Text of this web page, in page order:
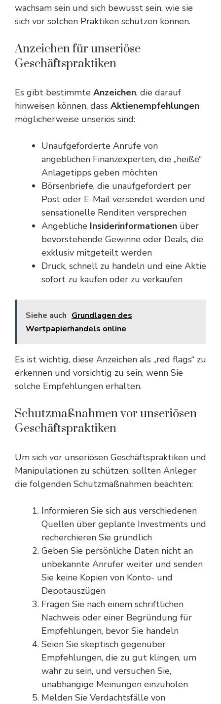
wachsam sein und sich bewusst sein, wie sie
sich vor solchen Praktiken schützen können.
Anzeichen für unseriöse
Geschäftspraktiken
Es gibt bestimmte Anzeichen, die darauf
hinweisen können, dass Aktienempfehlungen
möglicherweise unseriös sind:
Unaufgeforderte Anrufe von
angeblichen Finanzexperten, die „heiße“
Anlagetipps geben möchten
Börsenbriefe, die unaufgefordert per
Post oder E-Mail versendet werden und
sensationelle Renditen versprechen
Angebliche Insiderinformationen über
bevorstehende Gewinne oder Deals, die
exklusiv mitgeteilt werden
Druck, schnell zu handeln und eine Aktie
sofort zu kaufen oder zu verkaufen
Siehe auch Grundlagen des
Wertpapierhandels online
Es ist wichtig, diese Anzeichen als „red flags“ zu
erkennen und vorsichtig zu sein, wenn Sie
solche Empfehlungen erhalten.
Schutzmaßnahmen vor unseriösen
Geschäftspraktiken
Um sich vor unseriösen Geschäftspraktiken und
Manipulationen zu schützen, sollten Anleger
die folgenden Schutzmaßnahmen beachten:
Informieren Sie sich aus verschiedenen
Quellen über geplante Investments und
recherchieren Sie gründlich
Geben Sie persönliche Daten nicht an
unbekannte Anrufer weiter und senden
Sie keine Kopien von Konto- und
Depotauszügen
Fragen Sie nach einem schriftlichen
Nachweis oder einer Begründung für
Empfehlungen, bevor Sie handeln
Seien Sie skeptisch gegenüber
Empfehlungen, die zu gut klingen, um
wahr zu sein, und versuchen Sie,
unabhängige Meinungen einzuholen
Melden Sie Verdachtsfälle von